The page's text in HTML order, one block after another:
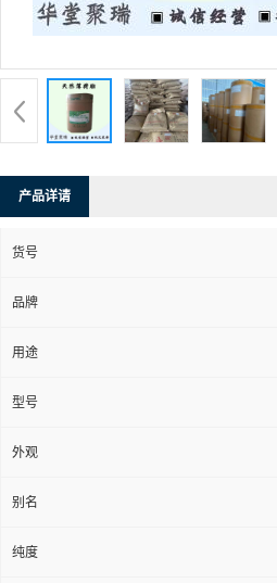
产品详请
货号
品牌
用途
型号
外观
别名
纯度